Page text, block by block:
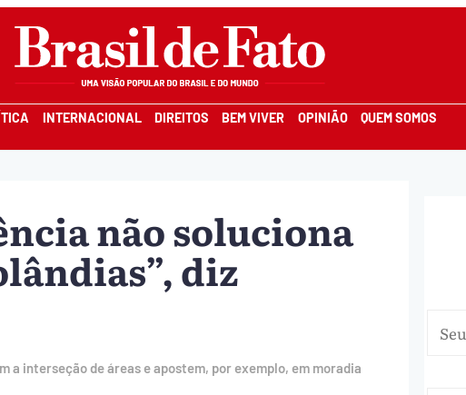
INTERNACIONAL DIREITOS BEM VIVER OPINIÃO QUEM SOMOS
não soluciona
diz
a interseção de áreas e apostem, por exemplo, em moradia